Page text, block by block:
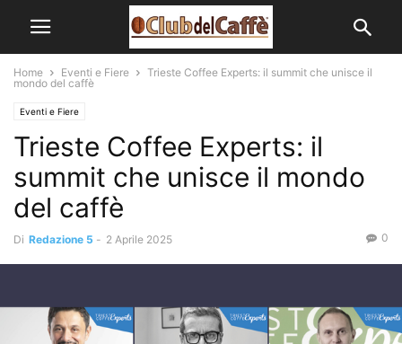
Home Eventi e Fiere
Trieste Coffee Experts: il summit che unisce il
mondo del caffè
Eventi e Fiere
Trieste Coffee Experts: il
summit che unisce il mondo
del caffè
Di Redazione 5 - 2 Aprile 2025 0